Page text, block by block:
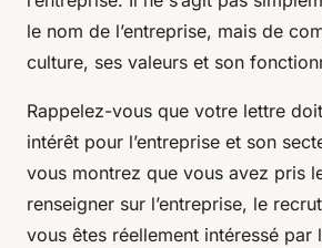
le nom de l’entreprise, mais de
culture, ses valeurs et son
Rappelez-vous que votre lettre
intérêt pour l’entreprise et son
vous montrez que vous avez pris
renseigner sur l’entreprise, le
vous êtes réellement intéressé par